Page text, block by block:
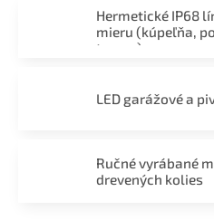
Hermetické IP68
mieru (kúpeľňa,
terasa)
LED garážové a
Ručné vyrábané
drevených kolies